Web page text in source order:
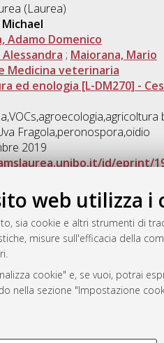
web utilizza i
sia cookie e altri strumenti di
misure sull'efficacia della
cookie" e, se vuoi, potrai
nella sezione "Impostazione
(Laurea)
Adamo Domenico
; Maiorana, Mario
Medicina veterinaria
ed enologia [L-DM270] -
Fragola,peronospora,oidio
2019
id/eprint/
Gestione del documento:
da